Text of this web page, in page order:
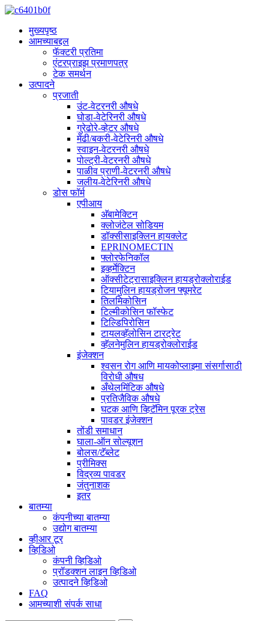
मुख्यपृष्ठ
आमच्याबद्दल
फॅक्टरी प्रतिमा
एंटरप्राइझ प्रमाणपत्र
टेक समर्थन
उत्पादने
प्रजाती
उंट-वेटरनरी औषधे
घोडा-वेटेरिनरी औषधे
गुरेढोरे-व्हेटर औषधे
मेंढी/बकरी-वेटेरिनरी औषधे
स्वाइन-वेटरनरी औषधे
पोल्ट्री-वेटरनरी औषधे
पाळीव प्राणी-वेटरनरी औषधे
जलीय-वेटेरिनरी औषधे
डोस फॉर्म
एपीआय
अ‍ॅबामेक्टिन
क्लोजंटेल सोडियम
डॉक्सीसाइक्लिन हायक्लेट
EPRINOMECTIN
फ्लोरफेनिकॉल
इव्हर्मेक्टिन
ऑक्सीटेट्रासाइक्लिन हायड्रोक्लोराईड
टियामुलिन हायड्रोजन फ्यूमरेट
तिलमिकोसिन
टिल्मीकोसिन फॉस्फेट
टिल्डिपिरोसिन
टायलव्हॅलोसिन टारट्रेट
व्हॅलनेमुलिन हायड्रोक्लोराईड
इंजेक्शन
श्वसन रोग आणि मायकोप्लाझ्मा संसर्गासाठी
विरोधी औषध
अँथेलमिंटिक औषधे
प्रतिजैविक औषधे
घटक आणि व्हिटॅमिन पूरक ट्रेस
पावडर इंजेक्शन
तोंडी समाधान
घाला-ऑन सोल्यूशन
बोलस/टॅब्लेट
प्रीमिक्स
विद्रव्य पावडर
जंतुनाशक
इतर
बातम्या
कंपनीच्या बातम्या
उद्योग बातम्या
व्हीआर टूर
व्हिडिओ
कंपनी व्हिडिओ
प्रॉडक्शन लाइन व्हिडिओ
उत्पादने व्हिडिओ
FAQ
आमच्याशी संपर्क साधा